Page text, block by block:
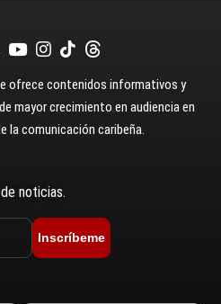
ofrece contenidos informativos y
mayor crecimiento en audiencia en
la comunicación caribeña.
noticias.
Inscríbeme